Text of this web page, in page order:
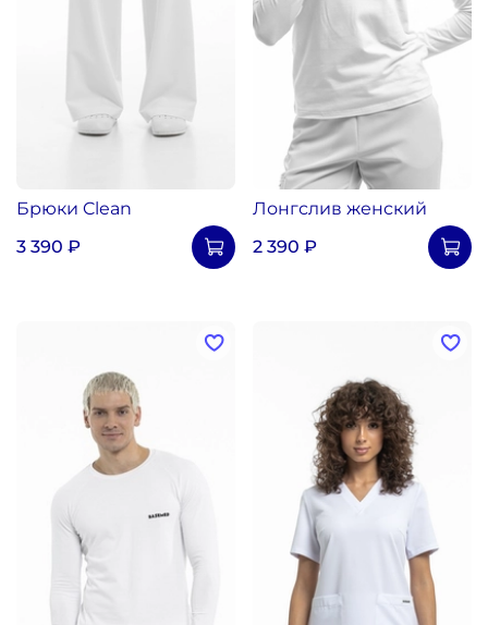
Брюки Clean
3 390 ₽
Лонгслив женский
2 390 ₽